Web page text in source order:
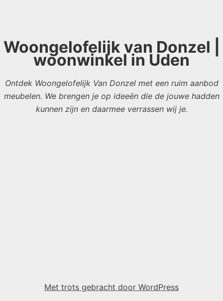
Woongelofelijk van Donzel |
woonwinkel in Uden
Ontdek Woongelofelijk Van Donzel met een ruim aanbod
meubelen. We brengen je op ideeën die de jouwe hadden
kunnen zijn en daarmee verrassen wij je.
Met trots gebracht door WordPress